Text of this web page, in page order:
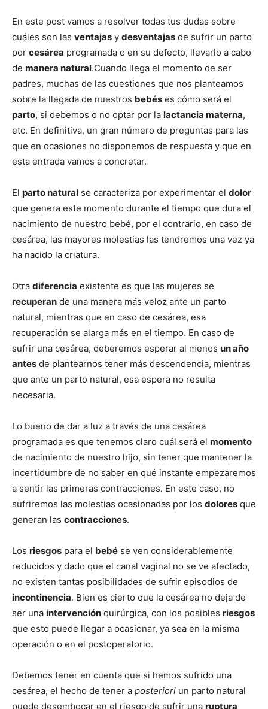
En este post vamos a resolver todas tus dudas sobre
cuáles son las ventajas y desventajas de sufrir un parto
por cesárea programada o en su defecto, llevarlo a cabo
de manera natural.Cuando llega el momento de ser
padres, muchas de las cuestiones que nos planteamos
sobre la llegada de nuestros bebés es cómo será el
parto, si debemos o no optar por la lactancia materna,
etc. En definitiva, un gran número de preguntas para las
que en ocasiones no disponemos de respuesta y que en
esta entrada vamos a concretar.
El parto natural se caracteriza por experimentar el dolor
que genera este momento durante el tiempo que dura el
nacimiento de nuestro bebé, por el contrario, en caso de
cesárea, las mayores molestias las tendremos una vez ya
ha nacido la criatura.
Otra diferencia existente es que las mujeres se
recuperan de una manera más veloz ante un parto
natural, mientras que en caso de cesárea, esa
recuperación se alarga más en el tiempo. En caso de
sufrir una cesárea, deberemos esperar al menos un año
antes de plantearnos tener más descendencia, mientras
que ante un parto natural, esa espera no resulta
necesaria.
Lo bueno de dar a luz a través de una cesárea
programada es que tenemos claro cuál será el momento
de nacimiento de nuestro hijo, sin tener que mantener la
incertidumbre de no saber en qué instante empezaremos
a sentir las primeras contracciones. En este caso, no
sufriremos las molestias ocasionadas por los dolores que
generan las contracciones.
Los riesgos para el bebé se ven considerablemente
reducidos y dado que el canal vaginal no se ve afectado,
no existen tantas posibilidades de sufrir episodios de
incontinencia. Bien es cierto que la cesárea no deja de
ser una intervención quirúrgica, con los posibles riesgos
que esto puede llegar a ocasionar, ya sea en la misma
operación o en el postoperatorio.
Debemos tener en cuenta que si hemos sufrido una
cesárea, el hecho de tener a posteriori un parto natural
puede desembocar en el riesgo de sufrir una ruptura